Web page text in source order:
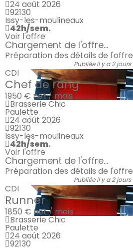
24 août 2026
92130
Issy-les-moulineaux
42h/sem.
Voir l'offre
Chargement de l'offre...
Préparation des détails de l'offre
Publiée il y a 2 jours
CDI
Chef de rang
1950 € net / mois
Brasserie Chic
Paulette
24 août 2026
92130
Issy-les-moulineaux
42h/sem.
Voir l'offre
Chargement de l'offre...
Préparation des détails de l'offre
Publiée il y a 2 jours
CDI
Runner
1850 € net / mois
Brasserie Chic
Paulette
24 août 2026
92130